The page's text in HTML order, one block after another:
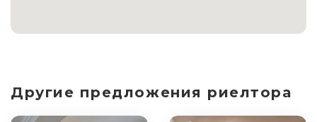
Другие предложения риелтора